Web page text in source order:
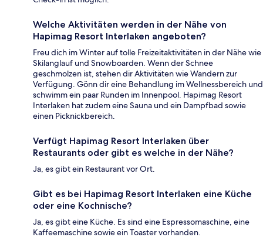
Welche Aktivitäten werden in der Nähe von
Hapimag Resort Interlaken angeboten?
Freu dich im Winter auf tolle Freizeitaktivitäten in der Nähe wie
Skilanglauf und Snowboarden. Wenn der Schnee
geschmolzen ist, stehen dir Aktivitäten wie Wandern zur
Verfügung. Gönn dir eine Behandlung im Wellnessbereich und
schwimm ein paar Runden im Innenpool. Hapimag Resort
Interlaken hat zudem eine Sauna und ein Dampfbad sowie
einen Picknickbereich.
Verfügt Hapimag Resort Interlaken über
Restaurants oder gibt es welche in der Nähe?
Ja, es gibt ein Restaurant vor Ort.
Gibt es bei Hapimag Resort Interlaken eine Küche
oder eine Kochnische?
Ja, es gibt eine Küche. Es sind eine Espressomaschine, eine
Kaffeemaschine sowie ein Toaster vorhanden.